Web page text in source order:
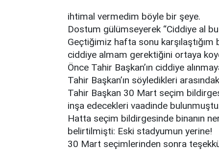
ihtimal vermedim böyle bir şeye.
Dostum gülümseyerek “Ciddiye al
Geçtiğimiz hafta sonu
ciddiye almam gerektiğini ortaya
Önce Tahir Başkan’ın ciddiye
Tahir Başkan’ın söyledikleri
Tahir Başkan 30 Mart seçim
inşa edecekleri vaadinde
Hatta seçim bildirgesinde binanın
belirtilmişti: Eski stadyumun yerine!
30 Mart seçimlerinden sonra